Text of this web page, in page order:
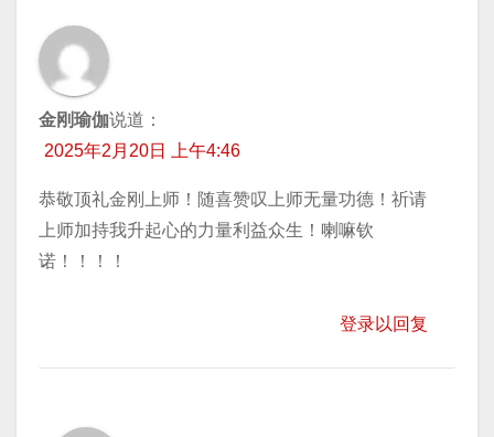
金刚瑜伽说道：
2025年2月20日 上午4:46
恭敬顶礼金刚上师！随喜赞叹上师无量功德！祈请
上师加持我升起心的力量利益众生！喇嘛钦
诺！！！！
登录以回复